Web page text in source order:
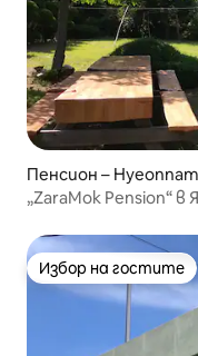
Пенсион –
„ZaraMok Pension“ в
Избор на гостите
Избор на гостите